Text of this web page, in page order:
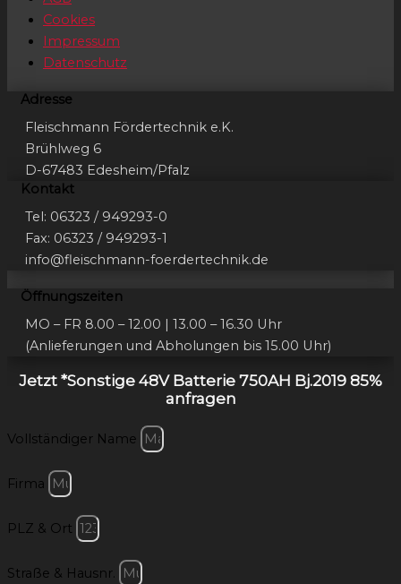
Cookies
Impressum
Datenschutz
Adresse
Fleischmann Fördertechnik e.K.
Brühlweg 6
D-67483 Edesheim/Pfalz
Kontakt
Tel: 06323 / 949293-0
Fax: 06323 / 949293-1
info@fleischmann-foerdertechnik.de
Öffnungszeiten
MO – FR 8.00 – 12.00 | 13.00 – 16.30 Uhr
(Anlieferungen und Abholungen bis 15.00 Uhr)
Jetzt *Sonstige 48V Batterie 750AH Bj.2019 85%
anfragen
Vollständiger Name
Firma
PLZ & Ort
Straße & Hausnr.